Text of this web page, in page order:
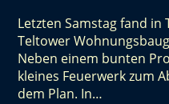
Letzten Samstag fand
Teltower
Neben einem bunten
kleines Feuerwerk zum
dem Plan. In…